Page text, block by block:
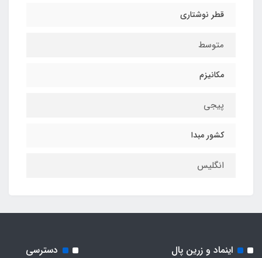
قطر نوشتاری
متوسط
مکانیزم
پیجی
کشور مبدا
انگلیس
اینماد و زرین پال
دسترسی